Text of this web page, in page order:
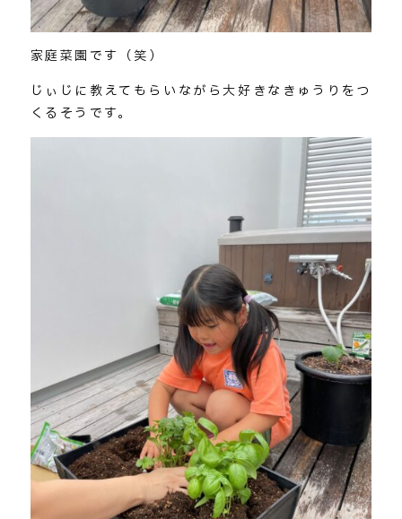
家庭菜園です（笑）
じぃじに教えてもらいながら大好きなきゅうりをつ
くるそうです。